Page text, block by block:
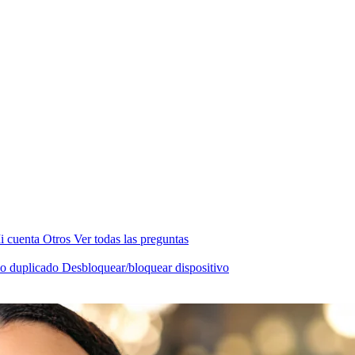
cuenta Otros Ver todas las preguntas
duplicado Desbloquear/bloquear dispositivo